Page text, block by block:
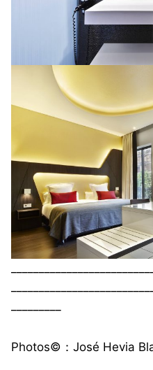
Photos©️：José Hevia